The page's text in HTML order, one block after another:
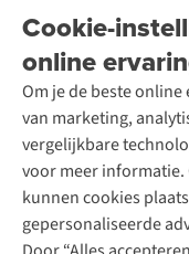
Cookie-
online
Om je de beste
van marketing,
vergelijkbare
voor meer informatie.
kunnen cookies
gepersonaliseerde
Garantie
Contact
Onze winkels
Over A.S.Adventure
Ski-onderhoud
Wasservice
Schoenonderhoud
Schoenherstelling
Kledingherstelling
Retouches
Voor bedrijven
A.S.Magazine
Podcast
Explore Academy
Explore Camp
Gear Check
Inspiratie & advies
Meld je aan voor de